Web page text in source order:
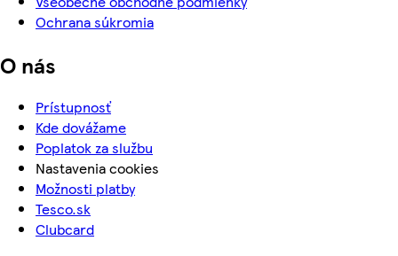
Ochrana súkromia
O nás
Prístupnosť
Kde dovážame
Poplatok za službu
Nastavenia cookies
Možnosti platby
Tesco.sk
Clubcard